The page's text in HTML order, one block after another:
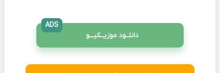
دانلــود موزیــکیـــو
ADS